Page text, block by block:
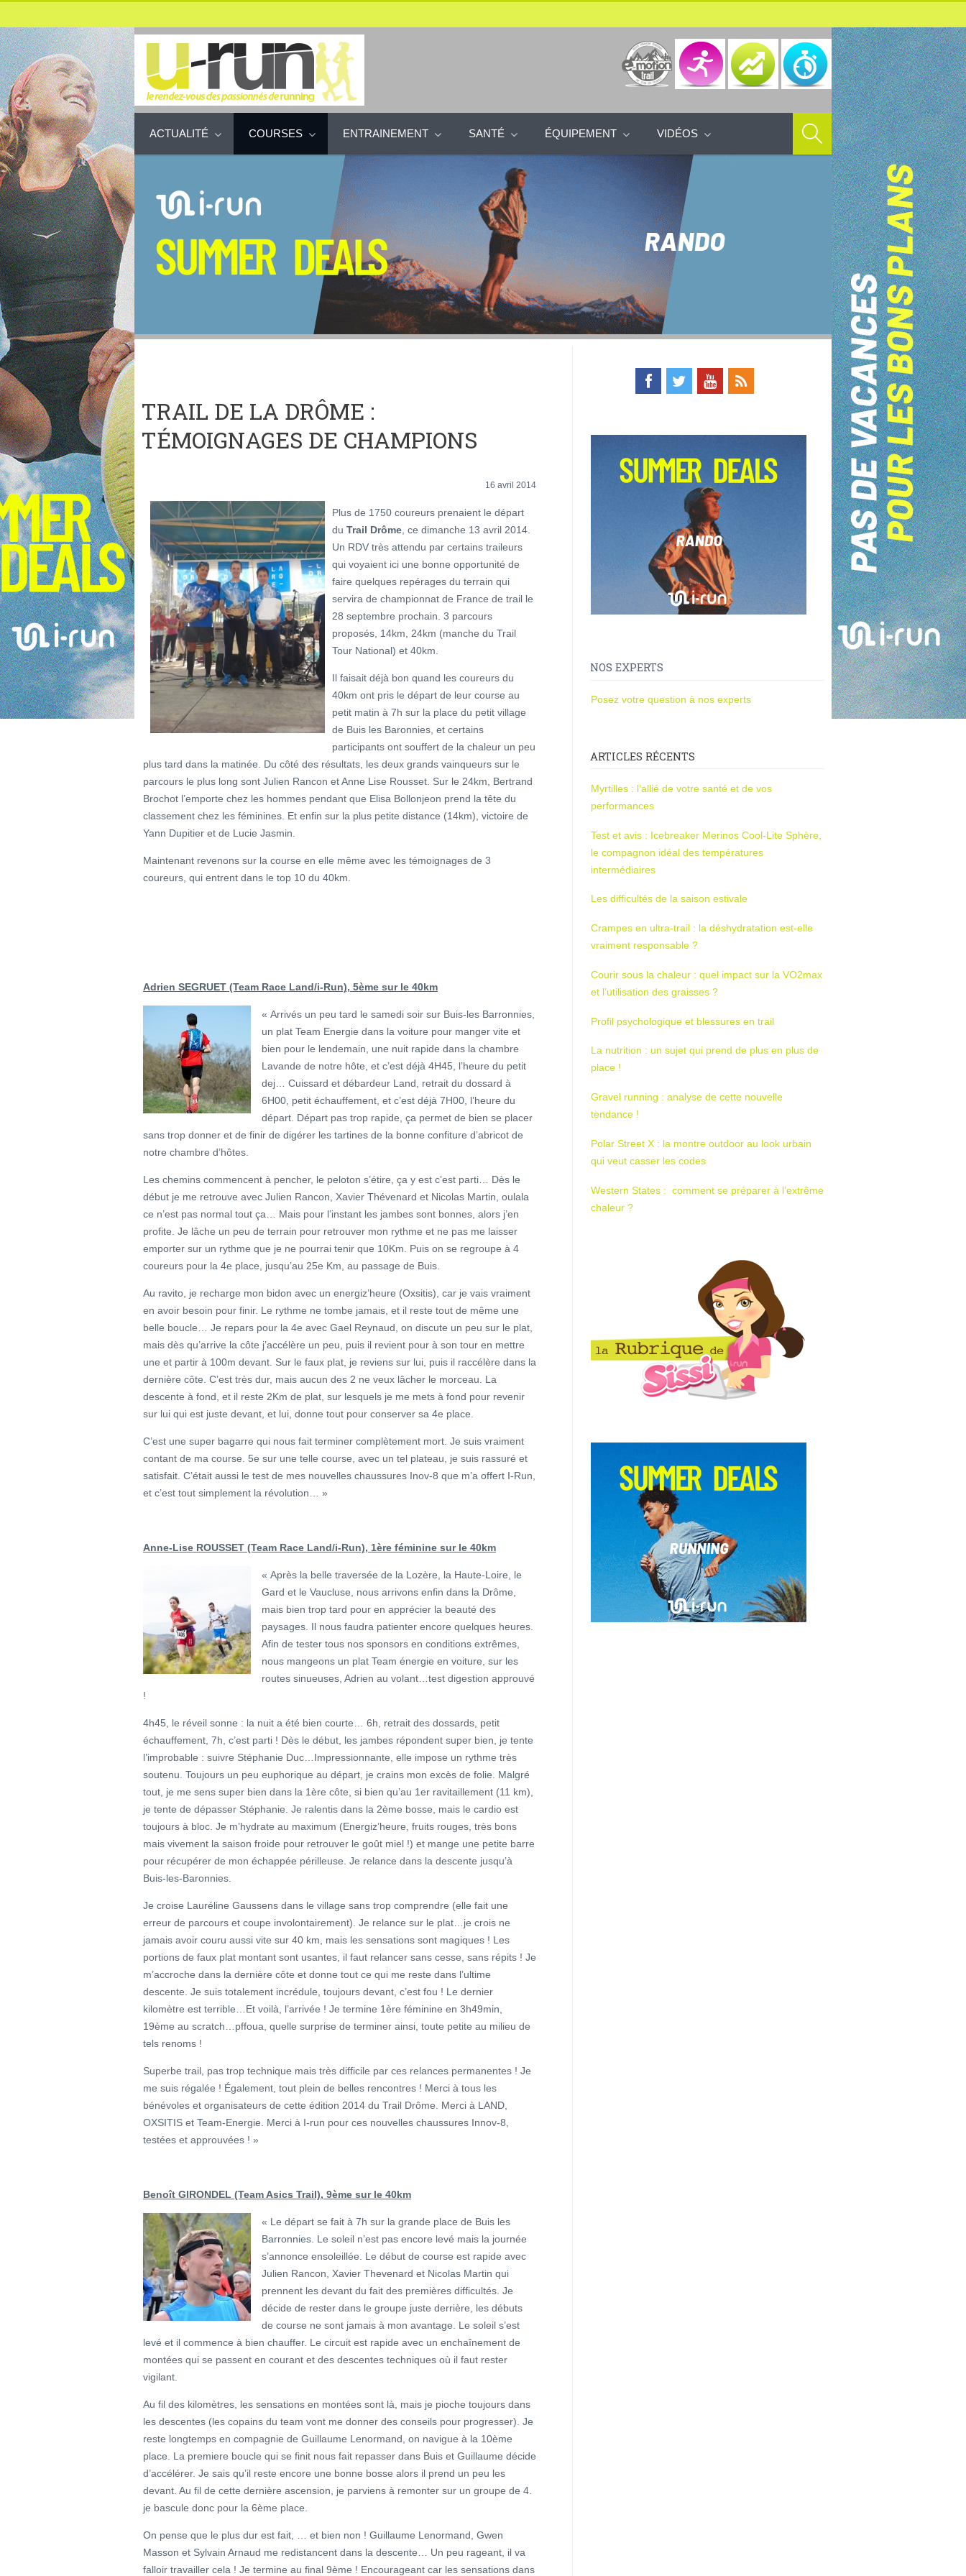
ACTUALITÉ COURSES ENTRAINEMENT SANTÉ ÉQUIPEMENT VIDÉOS
TRAIL DE LA DRÔME :
TÉMOIGNAGES DE CHAMPIONS
16 avril 2014
Plus de 1750 coureurs prenaient le départ
du Trail Drôme , ce dimanche 13 avril 2014.
Un RDV très attendu par certains traileurs
qui voyaient ici une bonne opportunité de
faire quelques repérages du terrain qui
servira de championnat de France de trail le
28 septembre prochain. 3 parcours
proposés, 14km, 24km (manche du Trail
Tour National) et 40km.
Il faisait déjà bon quand les coureurs du
40km ont pris le départ de leur course au
petit matin à 7h sur la place du petit village
de Buis les Baronnies, et certains
participants ont souffert de la chaleur un peu
plus tard dans la matinée. Du côté des résultats, les deux grands vainqueurs sur le
parcours le plus long sont Julien Rancon et Anne Lise Rousset. Sur le 24km, Bertrand
Brochot l’emporte chez les hommes pendant que Elisa Bollonjeon prend la tête du
classement chez les féminines. Et enfin sur la plus petite distance (14km), victoire de
Yann Dupitier et de Lucie Jasmin.
Maintenant revenons sur la course en elle même avec les témoignages de 3
coureurs, qui entrent dans le top 10 du 40km.
Adrien SEGRUET (Team Race Land/i-Run), 5ème sur le 40km
« Arrivés un peu tard le samedi soir sur Buis-les Barronnies,
un plat Team Energie dans la voiture pour manger vite et
bien pour le lendemain, une nuit rapide dans la chambre
Lavande de notre hôte, et c’est déjà 4H45, l’heure du petit
dej… Cuissard et débardeur Land, retrait du dossard à
6H00, petit échauffement, et c’est déjà 7H00, l’heure du
départ. Départ pas trop rapide, ça permet de bien se placer
sans trop donner et de finir de digérer les tartines de la bonne confiture d’abricot de
notre chambre d’hôtes.
Les chemins commencent à pencher, le peloton s’étire, ça y est c’est parti… Dès le
début je me retrouve avec Julien Rancon, Xavier Thévenard et Nicolas Martin, oulala
ce n’est pas normal tout ça… Mais pour l’instant les jambes sont bonnes, alors j’en
profite. Je lâche un peu de terrain pour retrouver mon rythme et ne pas me laisser
emporter sur un rythme que je ne pourrai tenir que 10Km. Puis on se regroupe à 4
coureurs pour la 4e place, jusqu’au 25e Km, au passage de Buis.
Au ravito, je recharge mon bidon avec un energiz’heure (Oxsitis), car je vais vraiment
en avoir besoin pour finir. Le rythme ne tombe jamais, et il reste tout de même une
belle boucle… Je repars pour la 4e avec Gael Reynaud, on discute un peu sur le plat,
mais dès qu’arrive la côte j’accélère un peu, puis il revient pour à son tour en mettre
une et partir à 100m devant. Sur le faux plat, je reviens sur lui, puis il raccélère dans la
dernière côte. C’est très dur, mais aucun des 2 ne veux lâcher le morceau. La
descente à fond, et il reste 2Km de plat, sur lesquels je me mets à fond pour revenir
sur lui qui est juste devant, et lui, donne tout pour conserver sa 4e place.
C’est une super bagarre qui nous fait terminer complètement mort. Je suis vraiment
contant de ma course. 5e sur une telle course, avec un tel plateau, je suis rassuré et
satisfait. C’était aussi le test de mes nouvelles chaussures Inov-8 que m’a offert I-Run,
et c’est tout simplement la révolution… »
Anne-Lise ROUSSET (Team Race Land/i-Run), 1ère féminine sur le 40km
« Après la belle traversée de la Lozère, la Haute-Loire, le
Gard et le Vaucluse, nous arrivons enfin dans la Drôme,
mais bien trop tard pour en apprécier la beauté des
paysages. Il nous faudra patienter encore quelques heures.
Afin de tester tous nos sponsors en conditions extrêmes,
nous mangeons un plat Team énergie en voiture, sur les
routes sinueuses, Adrien au volant…test digestion approuvé
!
4h45, le réveil sonne : la nuit a été bien courte… 6h, retrait des dossards, petit
échauffement, 7h, c’est parti ! Dès le début, les jambes répondent super bien, je tente
l’improbable : suivre Stéphanie Duc…Impressionnante, elle impose un rythme très
soutenu. Toujours un peu euphorique au départ, je crains mon excès de folie. Malgré
tout, je me sens super bien dans la 1ère côte, si bien qu’au 1er ravitaillement (11 km),
je tente de dépasser Stéphanie. Je ralentis dans la 2ème bosse, mais le cardio est
toujours à bloc. Je m’hydrate au maximum (Energiz’heure, fruits rouges, très bons
mais vivement la saison froide pour retrouver le goût miel !) et mange une petite barre
pour récupérer de mon échappée périlleuse. Je relance dans la descente jusqu’à
Buis-les-Baronnies.
Je croise Lauréline Gaussens dans le village sans trop comprendre (elle fait une
erreur de parcours et coupe involontairement). Je relance sur le plat…je crois ne
jamais avoir couru aussi vite sur 40 km, mais les sensations sont magiques ! Les
portions de faux plat montant sont usantes, il faut relancer sans cesse, sans répits ! Je
m’accroche dans la dernière côte et donne tout ce qui me reste dans l’ultime
descente. Je suis totalement incrédule, toujours devant, c’est fou ! Le dernier
kilomètre est terrible…Et voilà, l’arrivée ! Je termine 1ère féminine en 3h49min,
19ème au scratch…pffoua, quelle surprise de terminer ainsi, toute petite au milieu de
tels renoms !
Superbe trail, pas trop technique mais très difficile par ces relances permanentes ! Je
me suis régalée ! Également, tout plein de belles rencontres ! Merci à tous les
bénévoles et organisateurs de cette édition 2014 du Trail Drôme. Merci à LAND,
OXSITIS et Team-Energie. Merci à I-run pour ces nouvelles chaussures Innov-8,
testées et approuvées ! »
Benoît GIRONDEL (Team Asics Trail), 9ème sur le 40km
« Le départ se fait à 7h sur la grande place de Buis les
Barronnies. Le soleil n’est pas encore levé mais la journée
s’annonce ensoleillée. Le début de course est rapide avec
Julien Rancon, Xavier Thevenard et Nicolas Martin qui
prennent les devant du fait des premières difficultés. Je
décide de rester dans le groupe juste derrière, les débuts
de course ne sont jamais à mon avantage. Le soleil s’est
levé et il commence à bien chauffer. Le circuit est rapide avec un enchaînement de
montées qui se passent en courant et des descentes techniques où il faut rester
vigilant.
Au fil des kilomètres, les sensations en montées sont là, mais je pioche toujours dans
les descentes (les copains du team vont me donner des conseils pour progresser). Je
reste longtemps en compagnie de Guillaume Lenormand, on navigue à la 10ème
place. La premiere boucle qui se finit nous fait repasser dans Buis et Guillaume décide
d’accélérer. Je sais qu’il reste encore une bonne bosse alors il prend un peu les
devant. Au fil de cette dernière ascension, je parviens à remonter sur un groupe de 4.
je bascule donc pour la 6ème place.
On pense que le plus dur est fait, … et bien non ! Guillaume Lenormand, Gwen
Masson et Sylvain Arnaud me redistancent dans la descente… Un peu rageant, il va
falloir travailler cela ! Je termine au final 9ème ! Encourageant car les sensations dans
NOS EXPERTS
Posez votre question à nos experts
ARTICLES RÉCENTS
Myrtilles : l’allié de votre santé et de vos
performances
Test et avis : Icebreaker Merinos Cool-Lite Sphère,
le compagnon idéal des températures
intermédiaires
Les difficultés de la saison estivale
Crampes en ultra-trail : la déshydratation est-elle
vraiment responsable ?
Courir sous la chaleur : quel impact sur la VO2max
et l’utilisation des graisses ?
Profil psychologique et blessures en trail
La nutrition : un sujet qui prend de plus en plus de
place !
Gravel running : analyse de cette nouvelle
tendance !
Polar Street X : la montre outdoor au look urbain
qui veut casser les codes
Western States : comment se préparer à l’extrême
chaleur ?